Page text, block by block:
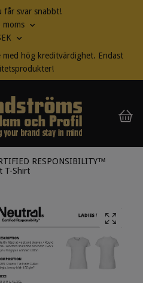
får svar snabbt!
moms
hög kreditvärdighet. Endast
RESPONSIBILITY™
T-Shirt